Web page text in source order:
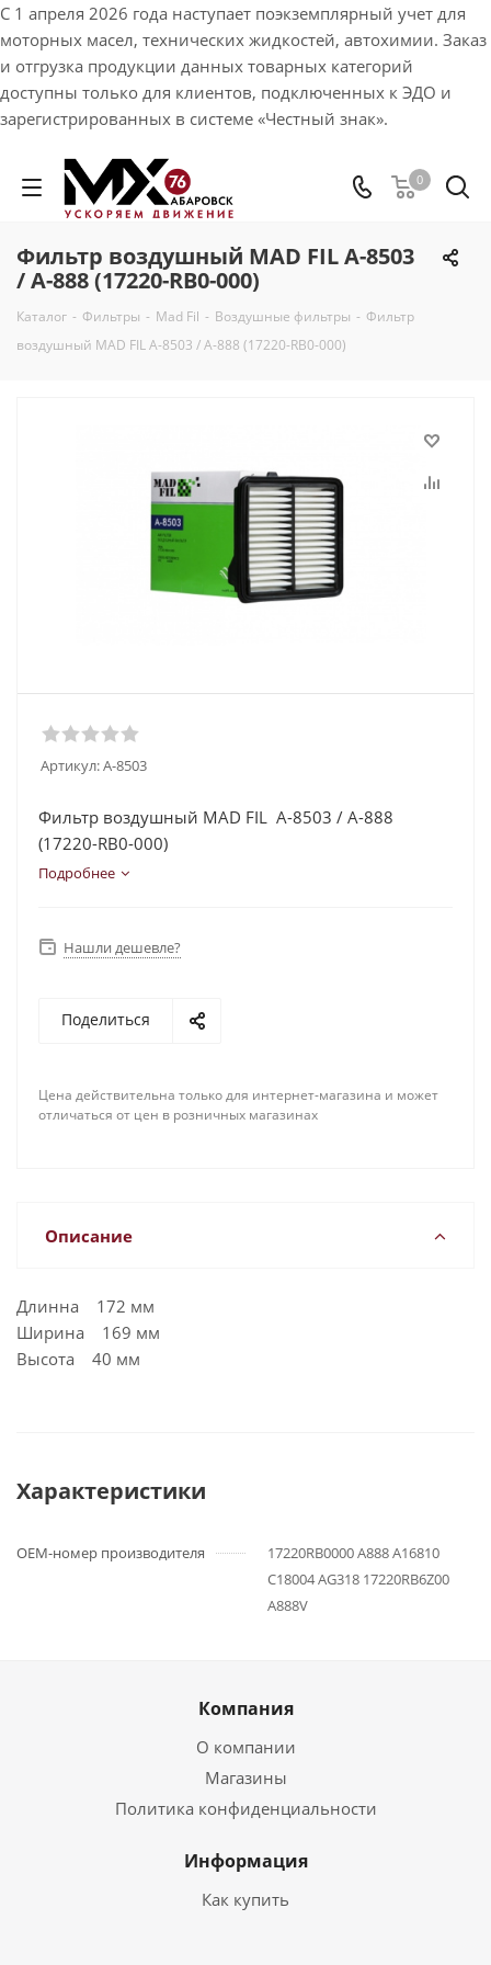
С 1 апреля 2026 года наступает поэкземплярный учет для
моторных масел, технических жидкостей, автохимии. Заказ
и отгрузка продукции данных товарных категорий
доступны только для клиентов, подключенных к ЭДО и
зарегистрированных в системе «Честный знак».
0
Фильтр воздушный MAD FIL A-8503
/ А-888 (17220-RB0-000)
Каталог - Фильтры - Mad Fil - Воздушные фильтры - Фильтр
воздушный MAD FIL A-8503 / А-888 (17220-RB0-000)
Артикул:A-8503
Фильтр воздушный MAD FIL A-8503 / А-888
(17220-RB0-000)
Подробнее
Нашли дешевле?
Поделиться
Цена действительна только для интернет-магазина и может
отличаться от цен в розничных магазинах
Описание
Длинна 172 мм
Ширина 169 мм
Высота 40 мм
Характеристики
OEM-номер производителя
17220RB0000 A888 A16810
C18004 AG318 17220RB6Z00
A888V
Компания
О компании
Магазины
Политика конфиденциальности
Информация
Как купить